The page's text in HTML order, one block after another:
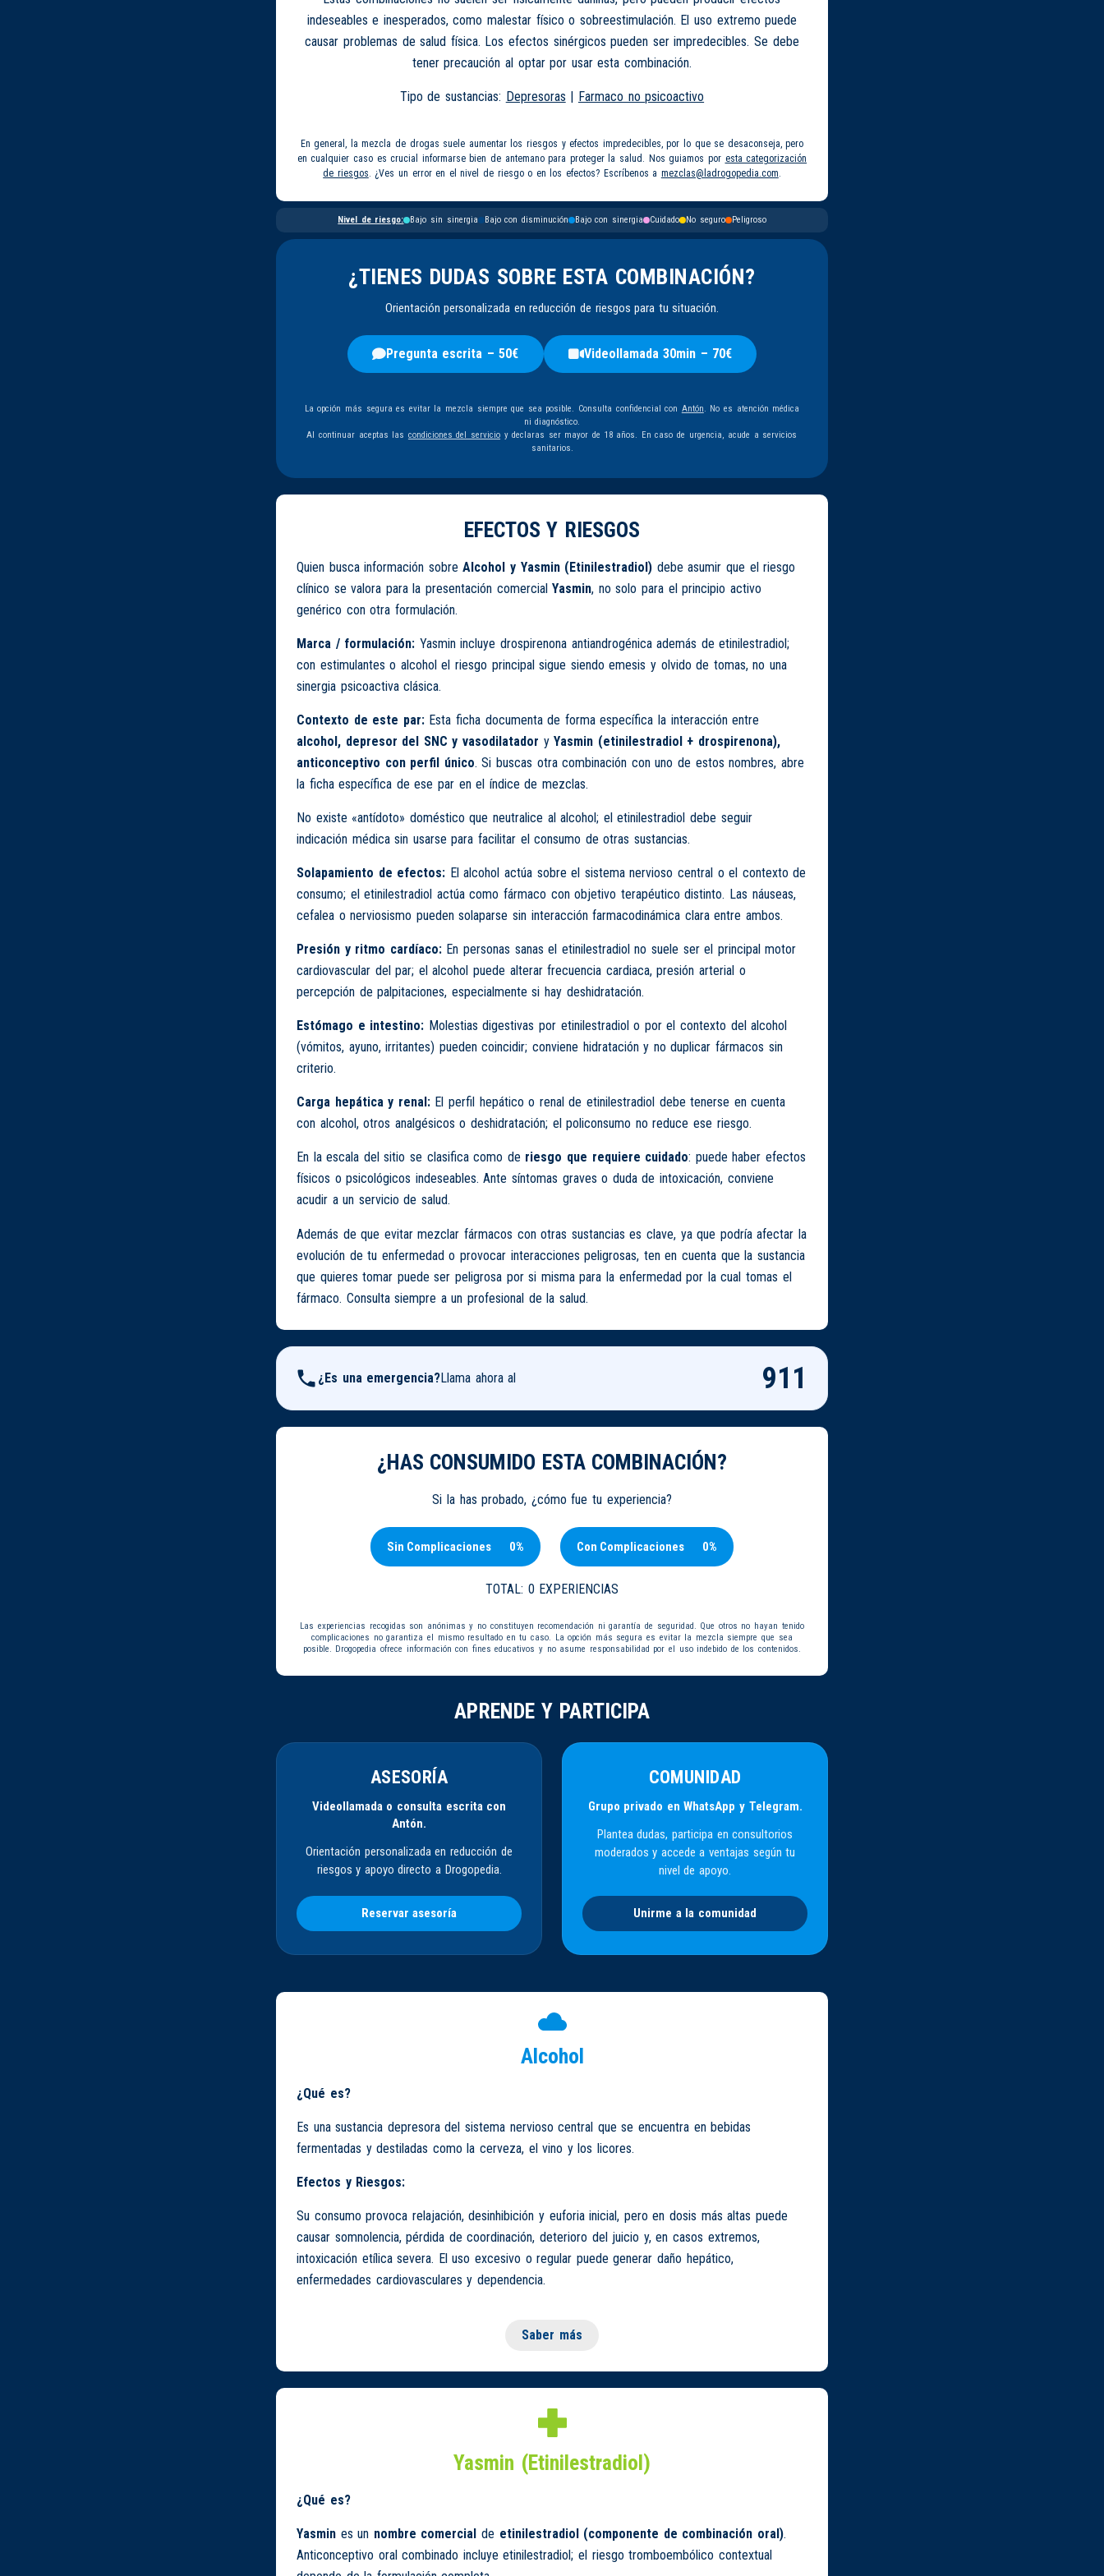
indeseables e inesperados, como malestar físico o sobreestimulación. El uso extremo puede
causar problemas de salud física. Los efectos sinérgicos pueden ser impredecibles. Se debe
tener precaución al optar por usar esta combinación.
Tipo de sustancias: Depresoras | Farmaco no psicoactivo
En general, la mezcla de drogas suele aumentar los riesgos y efectos impredecibles, por lo que se desaconseja, pero
en cualquier caso es crucial informarse bien de antemano para proteger la salud. Nos guiamos por esta categorización
de riesgos. ¿Ves un error en el nivel de riesgo o en los efectos? Escríbenos a mezclas@ladrogopedia.com.
Nivel de riesgo: Bajo sin sinergia Bajo con disminución Bajo con sinergia Cuidado No seguro Peligroso
¿TIENES DUDAS SOBRE ESTA COMBINACIÓN?
Orientación personalizada en reducción de riesgos para tu situación.
Pregunta escrita – 50€ Videollamada 30min – 70€
La opción más segura es evitar la mezcla siempre que sea posible. Consulta confidencial con Antón. No es atención médica
ni diagnóstico.
Al continuar aceptas las condiciones del servicio y declaras ser mayor de 18 años. En caso de urgencia, acude a servicios
sanitarios.
EFECTOS Y RIESGOS
Quien busca información sobreAlcohol y Yasmin (Etinilestradiol) debe asumir que el riesgo
clínico se valora para la presentación comercialYasmin, no solo para el principio activo
genérico con otra formulación.
Marca / formulación: Yasmin incluye drospirenona antiandrogénica además de etinilestradiol;
con estimulantes o alcohol el riesgo principal sigue siendo emesis y olvido de tomas, no una
sinergia psicoactiva clásica.
Contexto de este par:Esta ficha documenta de forma específica la interacción entre
alcohol, depresor del SNC y vasodilatador yYasmin (etinilestradiol + drospirenona),
anticonceptivo con perfil único. Si buscas otra combinación con uno de estos nombres, abre
la ficha específica de ese par en el índice de mezclas.
No existe «antídoto» doméstico que neutralice al alcohol; el etinilestradiol debe seguir
indicación médica sin usarse para facilitar el consumo de otras sustancias.
Solapamiento de efectos: El alcohol actúa sobre el sistema nervioso central o el contexto de
consumo; el etinilestradiol actúa como fármaco con objetivo terapéutico distinto. Las náuseas,
cefalea o nerviosismo pueden solaparse sin interacción farmacodinámica clara entre ambos.
Presión y ritmo cardíaco:En personas sanas el etinilestradiol no suele ser el principal motor
cardiovascular del par; el alcohol puede alterar frecuencia cardiaca, presión arterial o
percepción de palpitaciones, especialmente si hay deshidratación.
Estómago e intestino: Molestias digestivas por etinilestradiol o por el contexto del alcohol
(vómitos, ayuno, irritantes) pueden coincidir; conviene hidratación y no duplicar fármacos sin
criterio.
Carga hepática y renal:El perfil hepático o renal de etinilestradiol debe tenerse en cuenta
con alcohol, otros analgésicos o deshidratación; el policonsumo no reduce ese riesgo.
En la escala del sitio se clasifica como de riesgo que requiere cuidado: puede haber efectos
físicos o psicológicos indeseables. Ante síntomas graves o duda de intoxicación, conviene
acudir a un servicio de salud.
Además de que evitar mezclar fármacos con otras sustancias es clave, ya que podría afectar la
evolución de tu enfermedad o provocar interacciones peligrosas, ten en cuenta que la sustancia
que quieres tomar puede ser peligrosa por si misma para la enfermedad por la cual tomas el
fármaco. Consulta siempre a un profesional de la salud.
¿Es una emergencia?Llama ahora al 911
¿HAS CONSUMIDO ESTA COMBINACIÓN?
Si la has probado, ¿cómo fue tu experiencia?
Sin Complicaciones 0% Con Complicaciones 0%
TOTAL: 0 EXPERIENCIAS
Las experiencias recogidas son anónimas y no constituyen recomendación ni garantía de seguridad. Que otros no hayan tenido
complicaciones no garantiza el mismo resultado en tu caso. La opción más segura es evitar la mezcla siempre que sea
posible. Drogopedia ofrece información con fines educativos y no asume responsabilidad por el uso indebido de los contenidos.
APRENDE Y PARTICIPA
ASESORÍA
Videollamada o consulta escrita con
Antón.
Orientación personalizada en reducción de
riesgos y apoyo directo a Drogopedia.
Reservar asesoría
COMUNIDAD
Grupo privado en WhatsApp y Telegram.
Plantea dudas, participa en consultorios
moderados y accede a ventajas según tu
nivel de apoyo.
Unirme a la comunidad
Alcohol
¿Qué es?
Es una sustancia depresora del sistema nervioso central que se encuentra en bebidas
fermentadas y destiladas como la cerveza, el vino y los licores.
Efectos y Riesgos:
Su consumo provoca relajación, desinhibición y euforia inicial, pero en dosis más altas puede
causar somnolencia, pérdida de coordinación, deterioro del juicio y, en casos extremos,
intoxicación etílica severa. El uso excesivo o regular puede generar daño hepático,
enfermedades cardiovasculares y dependencia.
Saber más
Yasmin (Etinilestradiol)
¿Qué es?
Yasmin es un nombre comercial de etinilestradiol (componente de combinación oral).
Anticonceptivo oral combinado incluye etinilestradiol; el riesgo tromboembólico contextual